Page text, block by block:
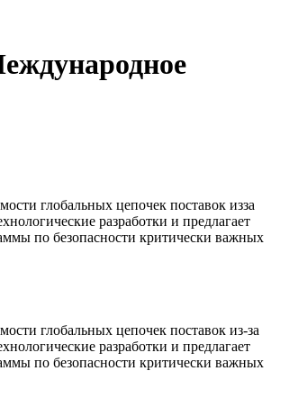
глобальных цепочек поставок изза
разработки и предлагает
по безопасности критически важных
глобальных цепочек поставок из-за
разработки и предлагает
по безопасности критически важных